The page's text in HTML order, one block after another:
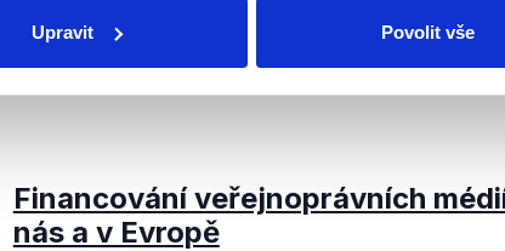
Upravit Povolit vše
k diverzifikaci činnosti médií. Výrok
Financování veřejnoprávních
nás a v Evropě